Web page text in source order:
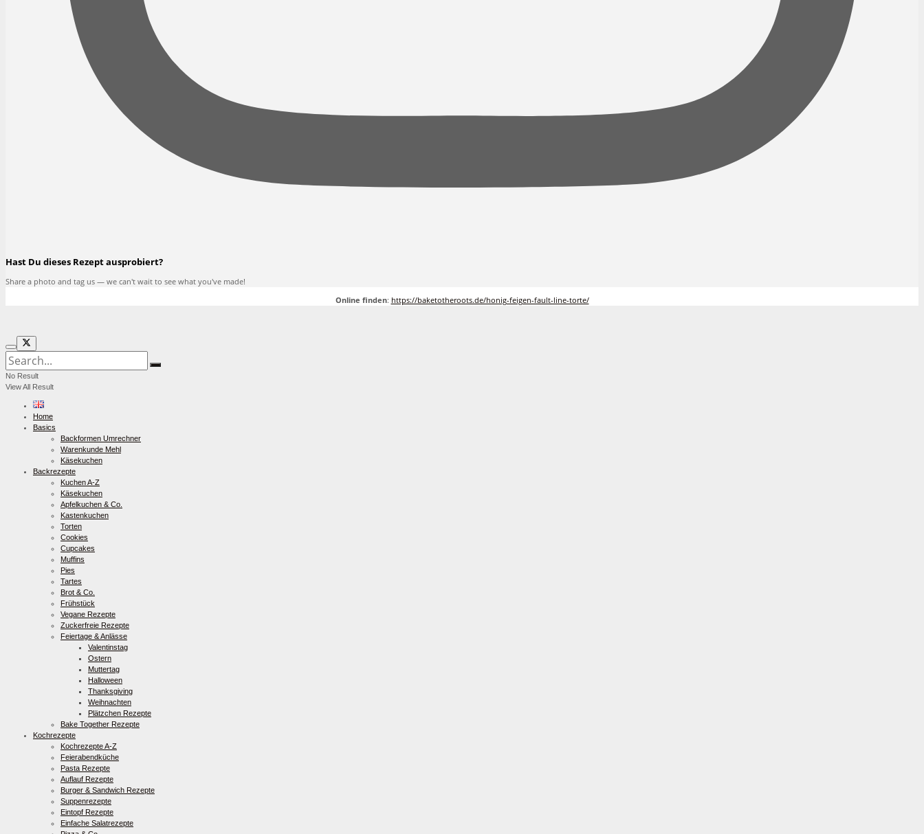
Hast Du dieses Rezept ausprobiert?
Share a photo and tag us — we can't wait to see what you've made!
Online finden: https://baketotheroots.de/honig-feigen-fault-line-torte/
No Result
View All Result
Home
Basics
Backformen Umrechner
Warenkunde Mehl
Käsekuchen
Backrezepte
Kuchen A-Z
Käsekuchen
Apfelkuchen & Co.
Kastenkuchen
Torten
Cookies
Cupcakes
Muffins
Pies
Tartes
Brot & Co.
Frühstück
Vegane Rezepte
Zuckerfreie Rezepte
Feiertage & Anlässe
Valentinstag
Ostern
Muttertag
Halloween
Thanksgiving
Weihnachten
Plätzchen Rezepte
Bake Together Rezepte
Kochrezepte
Kochrezepte A-Z
Feierabendküche
Pasta Rezepte
Auflauf Rezepte
Burger & Sandwich Rezepte
Suppenrezepte
Eintopf Rezepte
Einfache Salatrezepte